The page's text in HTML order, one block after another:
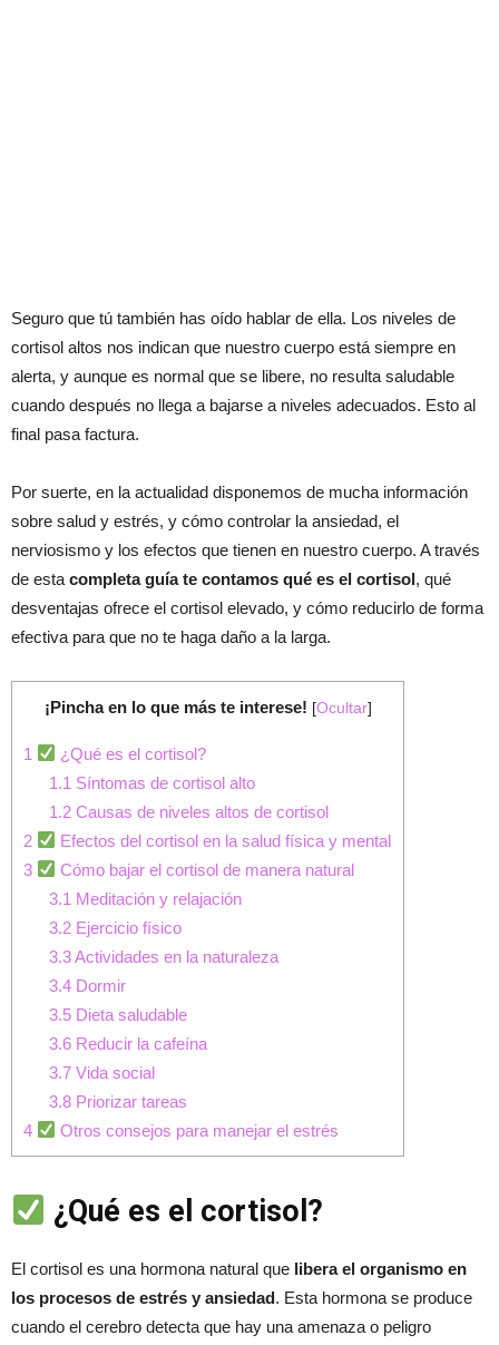
Seguro que tú también has oído hablar de ella. Los niveles de
cortisol altos nos indican que nuestro cuerpo está siempre en
alerta, y aunque es normal que se libere, no resulta saludable
cuando después no llega a bajarse a niveles adecuados. Esto al
final pasa factura.
Por suerte, en la actualidad disponemos de mucha información
sobre salud y estrés, y cómo controlar la ansiedad, el
nerviosismo y los efectos que tienen en nuestro cuerpo. A través
de esta completa guía te contamos qué es el cortisol, qué
desventajas ofrece el cortisol elevado, y cómo reducirlo de forma
efectiva para que no te haga daño a la larga.
¡Pincha en lo que más te interese! [Ocultar]
1
¿Qué es el cortisol?
1.1 Síntomas de cortisol alto
1.2Causas de niveles altos de cortisol
2
Efectos del cortisol en la salud física y mental
3
Cómo bajar el cortisol de manera natural
3.1 Meditación y relajación
3.2Ejercicio físico
3.3Actividades en la naturaleza
3.4Dormir
3.5Dieta saludable
3.6Reducir la cafeína
3.7Vida social
3.8Priorizar tareas
4
Otros consejos para manejar el estrés
¿Qué es el cortisol?
El cortisol es una hormona natural que libera el organismo en
los procesos de estrés y ansiedad. Esta hormona se produce
cuando el cerebro detecta que hay una amenaza o peligro